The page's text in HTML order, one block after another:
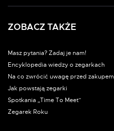
ZOBACZ TAKŻE
Masz pytania? Zadaj je nam!
Encyklopedia wiedzy o zegarkach
Na co zwrócić uwagę przed zakupem
Jak powstają zegarki
Spotkania „Time To Meet”
Zegarek Roku